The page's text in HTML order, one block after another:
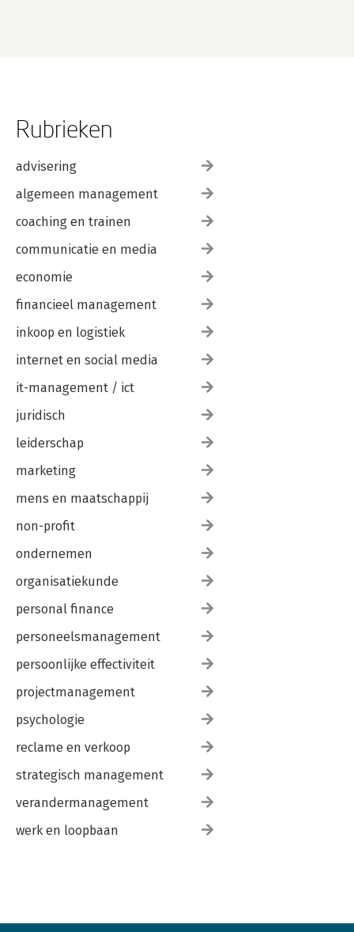
Rubrieken
advisering
algemeen management
coaching en trainen
communicatie en media
economie
financieel management
inkoop en logistiek
internet en social media
it-management / ict
juridisch
leiderschap
marketing
mens en maatschappij
non-profit
ondernemen
organisatiekunde
personal finance
personeelsmanagement
persoonlijke effectiviteit
projectmanagement
psychologie
reclame en verkoop
strategisch management
verandermanagement
werk en loopbaan